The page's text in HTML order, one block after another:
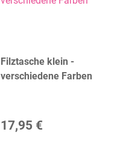
Filztasche klein -
verschiedene Farben
17,95 €